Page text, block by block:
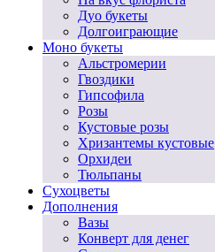
Дуо букеты
Долгоиграющие
Моно букеты
Альстромерии
Гвоздики
Гипсофила
Розы
Кустовые розы
Хризантемы кустовые
Орхидеи
Тюльпаны
Сухоцветы
Дополнения
Вазы
Конверт для денег